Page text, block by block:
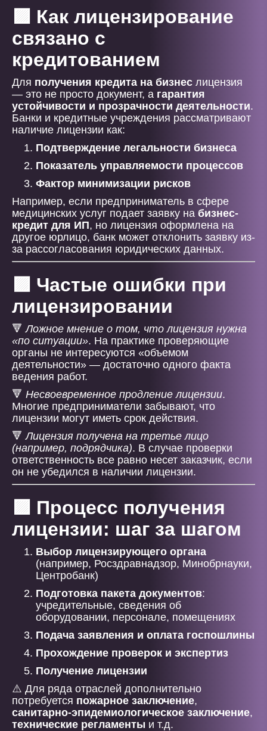
🟪 Как лицензирование
связано с
кредитованием
Для получения кредита на бизнес лицензия
— это не просто документ, а гарантия
устойчивости и прозрачности деятельности.
Банки и кредитные учреждения рассматривают
наличие лицензии как:
Подтверждение легальности бизнеса
Показатель управляемости процессов
Фактор минимизации рисков
Например, если предприниматель в сфере
медицинских услуг подает заявку на бизнес-
кредит для ИП, но лицензия оформлена на
другое юрлицо, банк может отклонить заявку из-
за рассогласования юридических данных.
🟪 Частые ошибки при
лицензировании
🔻Ложное мнение о том, что лицензия нужна
«по ситуации». На практике проверяющие
органы не интересуются «объемом
деятельности» — достаточно одного факта
ведения работ.
🔻 Несвоевременное продление лицензии.
Многие предприниматели забывают, что
лицензии могут иметь срок действия.
🔻Лицензия получена на третье лицо
(например, подрядчика). В случае проверки
ответственность все равно несет заказчик, если
он не убедился в наличии лицензии.
🟪 Процесс получения
лицензии: шаг за шагом
Выбор лицензирующего органа
(например, Росздравнадзор, Минобрнауки,
Центробанк)
Подготовка пакета документов:
учредительные, сведения об
оборудовании, персонале, помещениях
Подача заявления и оплата госпошлины
Прохождение проверок и экспертиз
Получение лицензии
⚠️ Для ряда отраслей дополнительно
потребуется пожарное заключение,
санитарно-эпидемиологическое заключение,
технические регламенты и т.д.